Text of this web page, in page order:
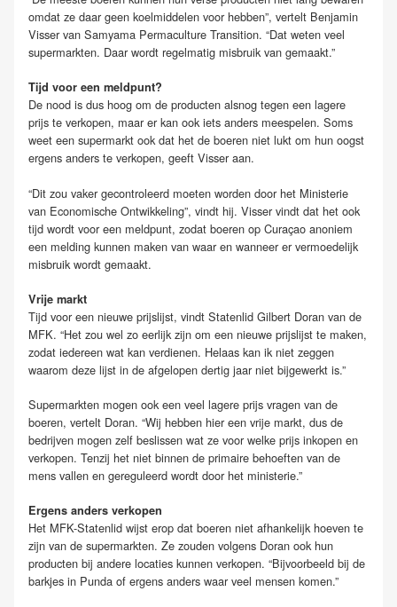
omdat ze daar geen koelmiddelen voor hebben”, vertelt Benjamin
Visser van Samyama Permaculture Transition. “Dat weten veel
supermarkten. Daar wordt regelmatig misbruik van gemaakt.”
Tijd voor een meldpunt?
De nood is dus hoog om de producten alsnog tegen een lagere
prijs te verkopen, maar er kan ook iets anders meespelen. Soms
weet een supermarkt ook dat het de boeren niet lukt om hun oogst
ergens anders te verkopen, geeft Visser aan.
“Dit zou vaker gecontroleerd moeten worden door het Ministerie
van Economische Ontwikkeling”, vindt hij. Visser vindt dat het ook
tijd wordt voor een meldpunt, zodat boeren op Curaçao anoniem
een melding kunnen maken van waar en wanneer er vermoedelijk
misbruik wordt gemaakt.
Vrije markt
Tijd voor een nieuwe prijslijst, vindt Statenlid Gilbert Doran van de
MFK. “Het zou wel zo eerlijk zijn om een nieuwe prijslijst te maken,
zodat iedereen wat kan verdienen. Helaas kan ik niet zeggen
waarom deze lijst in de afgelopen dertig jaar niet bijgewerkt is.”
Supermarkten mogen ook een veel lagere prijs vragen van de
boeren, vertelt Doran. “Wij hebben hier een vrije markt, dus de
bedrijven mogen zelf beslissen wat ze voor welke prijs inkopen en
verkopen. Tenzij het niet binnen de primaire behoeften van de
mens vallen en gereguleerd wordt door het ministerie.”
Ergens anders verkopen
Het MFK-Statenlid wijst erop dat boeren niet afhankelijk hoeven te
zijn van de supermarkten. Ze zouden volgens Doran ook hun
producten bij andere locaties kunnen verkopen. “Bijvoorbeeld bij de
barkjes in Punda of ergens anders waar veel mensen komen.”